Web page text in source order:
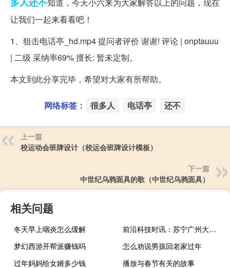
让我们一起来看看吧！
1、狙击电话亭_hd.mp4 提问者评价 谢谢! 评论 | onptauuu
| 二级 采纳率69% 擅长: 暂未定制。
本文到此分享完毕，希望对大家有所帮助。
网络标签： 很多人 电话亭 还不
上一篇
校运动会班牌设计（校运会班牌设计模板）
下一篇
中世纪乌鸦面具的歌（中世纪乌鸦面具）
相关问题
冬天早上咽炎怎么缓解
前沿科技时讯：苏宁广州大区线上销售力争两倍增长
梦幻西游开帮派赚钱吗
怎么劝说男孩回老家过年
过年妈妈给女婿多少钱
播放与春节有关的故事